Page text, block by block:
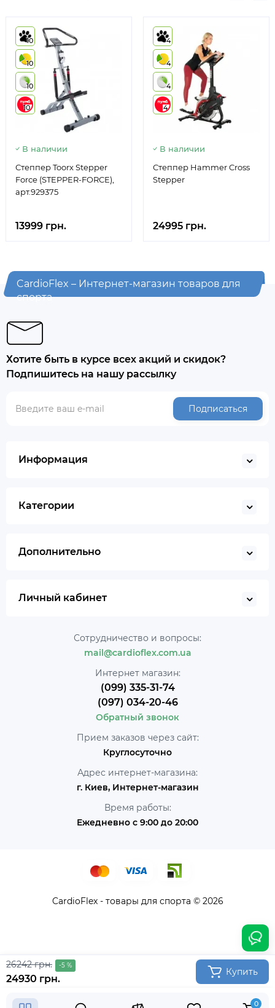
0
10
10
10
10
В наличии
Степпер Toorx Stepper
Force (STEPPER-FORCE),
арт.929375
13999 грн.
4
4
4
4
В наличии
Степпер Hammer Cross
Stepper
24995 грн.
26242 грн. -5 %
24930 грн.
Купить
CardioFlex – Интернет-магазин товаров для
спорта
Хотите быть в курсе всех акций и скидок?
Подпишитесь на нашу рассылку
Подписаться
Информация
Категории
Дополнительно
Личный кабинет
Сотрудничество и вопросы:
mail@cardioflex.com.ua
Интернет магазин:
(099) 335-31-74
(097) 034-20-46
Обратный звонок
Прием заказов через сайт:
Круглосуточно
Адрес интернет-магазина:
г. Киев, Интернет-магазин
Время работы:
Ежедневно с 9:00 до 20:00
CardioFlex - товары для спорта © 2026